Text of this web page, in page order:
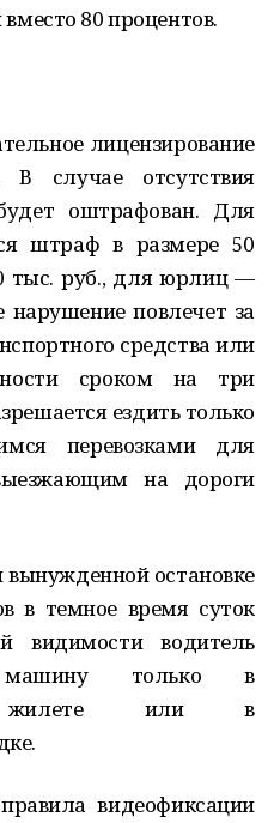
80 процентов.
лицензирование
В случае отсутствия
оштрафован. Для
штраф в размере 50
тыс. руб., для юрлиц —
нарушение повлечет за
средства или
сроком на три
ездить только
перевозками для
на дороги
остановке
в темное время суток
видимости водитель
только в
жилете или в
видеофиксации